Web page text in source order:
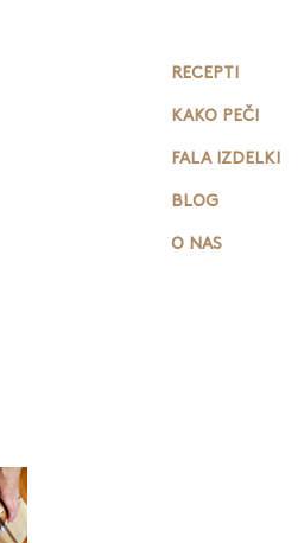
RECEPTI
KAKO PEČI
FALA IZDELKI
BLOG
O NAS